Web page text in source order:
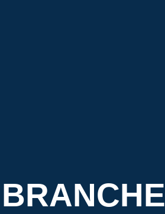
BRANCHE